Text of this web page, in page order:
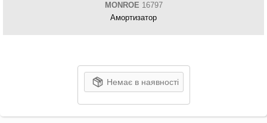
MONROE 16797
Амортизатор
Немає в наявності